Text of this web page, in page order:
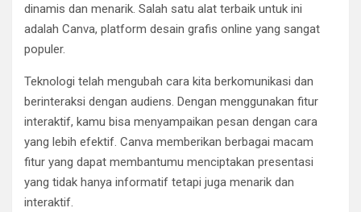
dinamis dan menarik. Salah satu alat terbaik untuk ini
adalah Canva, platform desain grafis online yang sangat
populer.
Teknologi telah mengubah cara kita berkomunikasi dan
berinteraksi dengan audiens. Dengan menggunakan fitur
interaktif, kamu bisa menyampaikan pesan dengan cara
yang lebih efektif. Canva memberikan berbagai macam
fitur yang dapat membantumu menciptakan presentasi
yang tidak hanya informatif tetapi juga menarik dan
interaktif.